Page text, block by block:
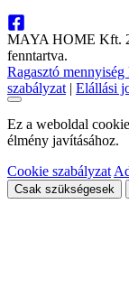
MAYA HOME Kft.
fenntartva.
Ragasztó
szabályzat | Elállási
Ez a weboldal
élmény javításához.
Cookie szabályzat
Csak szükségesek